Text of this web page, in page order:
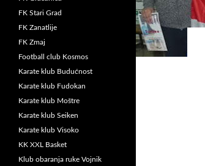
FK Stari Grad
FK Zanatlije
FK Zmaj
Football club Kosmos
Karate klub Budućnost
Karate klub Fudokan
Karate klub Moštre
Karate klub Seiken
Karate klub Visoko
KK XXL Basket
Klub obaranja ruke Vojnik